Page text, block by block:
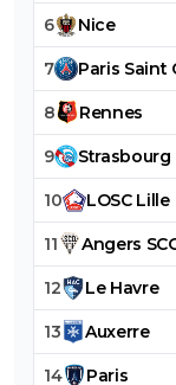
6 Nice
7 Paris Saint
8 Rennes
9 Strasbourg
10 LOSC Lille
11 Angers
12 Le Havre
13 Auxerre
14 Paris